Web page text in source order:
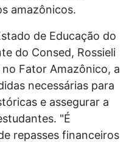
amazônicos.
de Educação do
do Consed, Rossieli
Fator Amazônico, a
necessárias para
e assegurar a
"É
repasses financeiros